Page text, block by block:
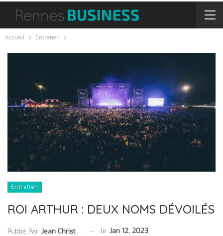
Accueil Entretien
Entretien
ROI ARTHUR : DEUX NOMS DÉVOILÉS
Publié Par Jean Christophe Collet le Jan 12, 2023